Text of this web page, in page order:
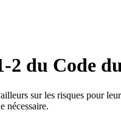
2 du Code
sur les risques pour
nécessaire.